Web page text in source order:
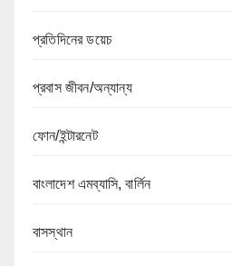
প্রতিদিনের ডয়েচ
প্রবাস জীবন/অন্যান্য
ফোন/ইন্টারনেট
বাংলাদেশ এমব্যাসি, বার্লিন
বাসস্থান